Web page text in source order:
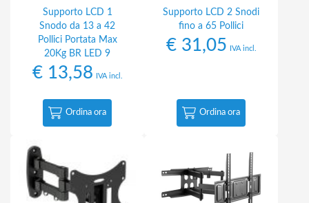
Supporto LCD 1
Snodo da 13 a 42
Pollici Portata Max
20Kg BR LED 9
€13,58 IVA incl.
Ordina ora
Supporto LCD 2 Snodi
fino a 65 Pollici
€31,05 IVA incl.
Ordina ora